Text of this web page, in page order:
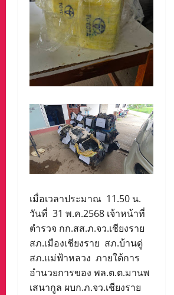
เมื่อเวลาประมาณ 11.50 น.
วันที่ 31 พ.ค.2568 เจ้าหน้าที่
ตำรวจ กก.สส.ภ.จว.เชียงราย
สภ.เมืองเชียงราย สภ.บ้านดู่
สภ.แม่ฟ้าหลวง ภายใต้การ
อำนวยการของ พล.ต.ต.มานพ
เสนากูล ผบก.ภ.จว.เชียงราย